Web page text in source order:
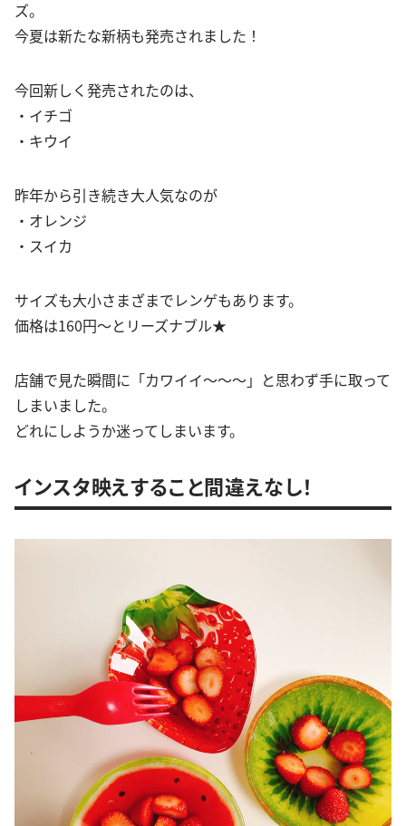
ズ。
今夏は新たな新柄も発売されました！
今回新しく発売されたのは、
・イチゴ
・キウイ
昨年から引き続き大人気なのが
・オレンジ
・スイカ
サイズも大小さまざまでレンゲもあります。
価格は160円～とリーズナブル★
店舗で見た瞬間に「カワイイ～～～」と思わず手に取って
しまいました。
どれにしようか迷ってしまいます。
インスタ映えすること間違えなし！